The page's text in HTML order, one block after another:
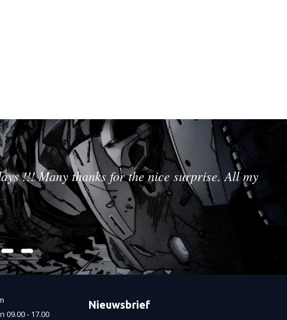
!!! Many thanks for the nice surprise. All my
09.00 - 17.00
Nieuwsbrief